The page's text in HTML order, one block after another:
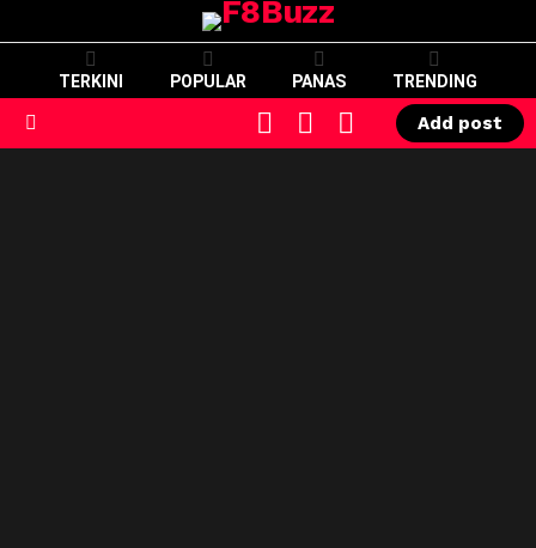
TERKINI POPULAR PANAS TRENDING
SWITCH
SKIN
CART LOGIN
Add post